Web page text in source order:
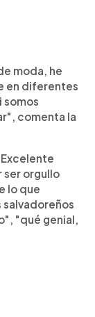
moda, he
en diferentes
somos
comenta la
orgullo
lo que
salvadoreños
"qué genial,